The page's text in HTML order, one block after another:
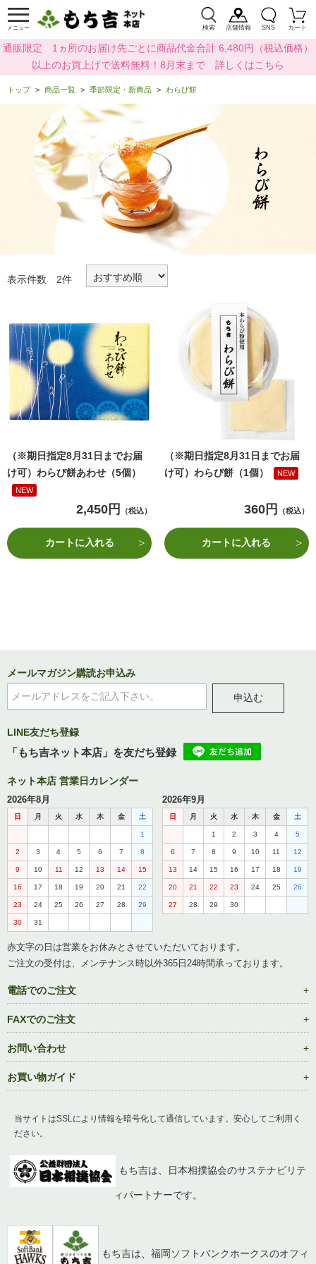
メニュー 検索 店舗情報 SNS カート
通販限定 1ヵ所のお届け先ごとに商品代金合計 6,480円（税込価格）
以上のお買上げで送料無料！8月末まで 詳しくはこちら
トップ 商品一覧 季節限定・新商品 わらび餅
表示件数 2件
（※期日指定8月31日までお届
け可）わらび餅あわせ（5個）
NEW
2,450円 （税込）
カートに入れる
（※期日指定8月31日までお届
け可）わらび餅（1個）
NEW
360円 （税込）
カートに入れる
メールマガジン購読お申込み
申込む
LINE友だち登録
「もち吉ネット本店」を友だち登録
ネット本店 営業日カレンダー
2026年8月
日 月 火 水 木 金 土
1
2 3 4 5 6 7 8
9 10 11 12 13 14 15
16 17 18 19 20 21 22
23 24 25 26 27 28 29
30 31
2026年9月
日 月 火 水 木 金 土
1 2 3 4 5
6 7 8 9 10 11 12
13 14 15 16 17 18 19
20 21 22 23 24 25 26
27 28 29 30
赤文字の日は営業をお休みとさせていただいております。
ご注文の受付は、メンテナンス時以外365日24時間承っております。
電話でのご注文
FAXでのご注文
お問い合わせ
お買い物ガイド
当サイトはSSLにより情報を暗号化して通信しています。安心してご利用く
ださい。
もち吉は、日本相撲協会のサステナビリテ
ィパートナーです。
もち吉は、福岡ソフトバンクホークスのオフィ